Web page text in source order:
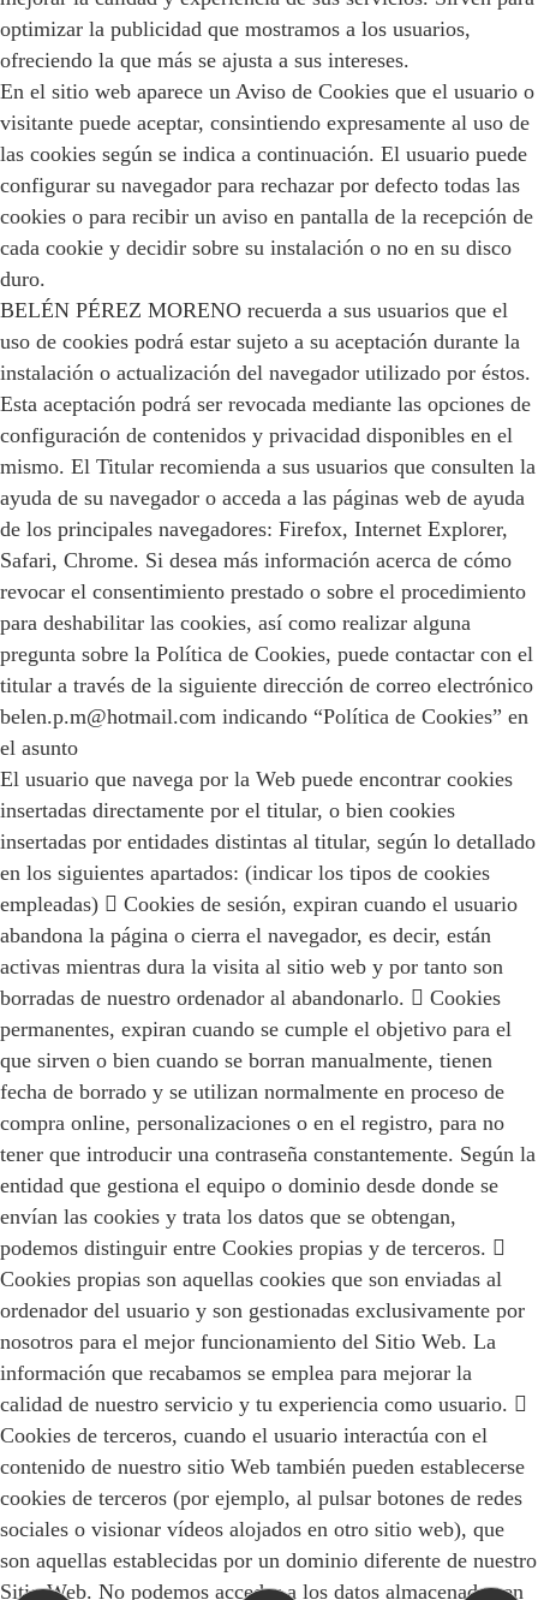
optimizar la publicidad que mostramos a los usuarios,
ofreciendo la que más se ajusta a sus intereses.
En el sitio web aparece un Aviso de Cookies que el usuario o
visitante puede aceptar, consintiendo expresamente al uso de
las cookies según se indica a continuación. El usuario puede
configurar su navegador para rechazar por defecto todas las
cookies o para recibir un aviso en pantalla de la recepción de
cada cookie y decidir sobre su instalación o no en su disco
duro.
BELÉN PÉREZ MORENO recuerda a sus usuarios que el
uso de cookies podrá estar sujeto a su aceptación durante la
instalación o actualización del navegador utilizado por éstos.
Esta aceptación podrá ser revocada mediante las opciones de
configuración de contenidos y privacidad disponibles en el
mismo. El Titular recomienda a sus usuarios que consulten la
ayuda de su navegador o acceda a las páginas web de ayuda
de los principales navegadores: Firefox, Internet Explorer,
Safari, Chrome. Si desea más información acerca de cómo
revocar el consentimiento prestado o sobre el procedimiento
para deshabilitar las cookies, así como realizar alguna
pregunta sobre la Política de Cookies, puede contactar con el
titular a través de la siguiente dirección de correo electrónico
belen.p.m@hotmail.com indicando “Política de Cookies” en
el asunto
El usuario que navega por la Web puede encontrar cookies
insertadas directamente por el titular, o bien cookies
insertadas por entidades distintas al titular, según lo detallado
en los siguientes apartados: (indicar los tipos de cookies
empleadas)  Cookies de sesión, expiran cuando el usuario
abandona la página o cierra el navegador, es decir, están
activas mientras dura la visita al sitio web y por tanto son
borradas de nuestro ordenador al abandonarlo.  Cookies
permanentes, expiran cuando se cumple el objetivo para el
que sirven o bien cuando se borran manualmente, tienen
fecha de borrado y se utilizan normalmente en proceso de
compra online, personalizaciones o en el registro, para no
tener que introducir una contraseña constantemente. Según la
entidad que gestiona el equipo o dominio desde donde se
envían las cookies y trata los datos que se obtengan,
podemos distinguir entre Cookies propias y de terceros. 
Cookies propias son aquellas cookies que son enviadas al
ordenador del usuario y son gestionadas exclusivamente por
nosotros para el mejor funcionamiento del Sitio Web. La
información que recabamos se emplea para mejorar la
calidad de nuestro servicio y tu experiencia como usuario. 
Cookies de terceros, cuando el usuario interactúa con el
contenido de nuestro sitio Web también pueden establecerse
cookies de terceros (por ejemplo, al pulsar botones de redes
sociales o visionar vídeos alojados en otro sitio web), que
son aquellas establecidas por un dominio diferente de nuestro
Sitio Web. No podemos acceder a los datos almacenados en